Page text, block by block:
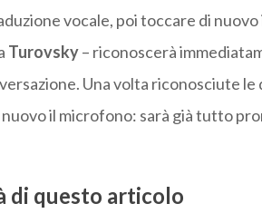
vocale, poi toccare di
Turovsky– riconoscerà
Una volta riconosciute le
il microfono: sarà già tutto
di questo articolo